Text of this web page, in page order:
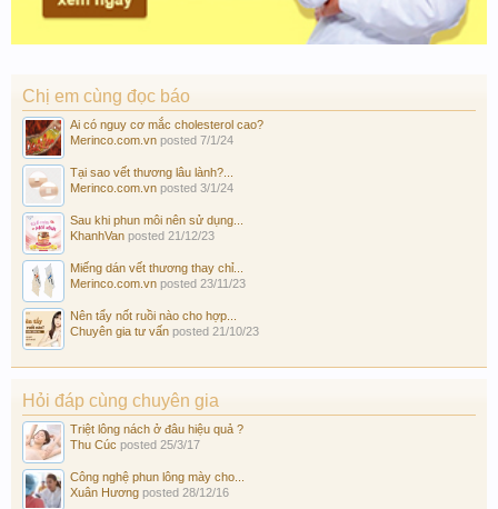
Chị em cùng đọc báo
Ai có nguy cơ mắc cholesterol cao?
Merinco.com.vn posted 7/1/24
Tại sao vết thương lâu lành?...
Merinco.com.vn posted 3/1/24
Sau khi phun môi nên sử dụng...
KhanhVan posted 21/12/23
Miếng dán vết thương thay chỉ...
Merinco.com.vn posted 23/11/23
Nên tẩy nốt ruồi nào cho hợp...
Chuyên gia tư vấn posted 21/10/23
Hỏi đáp cùng chuyên gia
Triệt lông nách ở đâu hiệu quả ?
Thu Cúc posted 25/3/17
Công nghệ phun lông mày cho...
Xuân Hương posted 28/12/16